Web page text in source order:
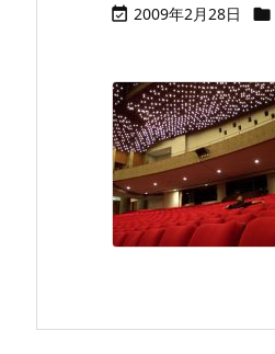
 2009年2月28日 